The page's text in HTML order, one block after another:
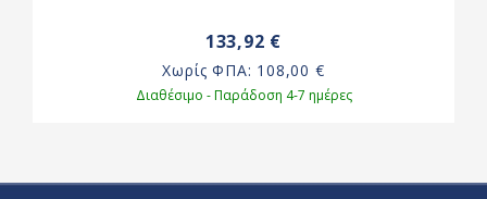
133,92 €
Χωρίς ΦΠΑ: 108,00 €
Διαθέσιμο - Παράδοση 4-7 ημέρες